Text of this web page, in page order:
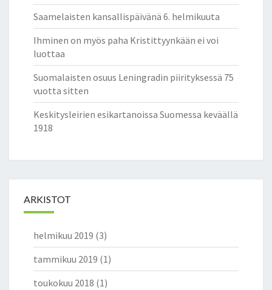
Saamelaisten kansallispäivänä 6. helmikuuta
Ihminen on myös paha Kristittyynkään ei voi
luottaa
Suomalaisten osuus Leningradin piirityksessä 75
vuotta sitten
Keskitysleirien esikartanoissa Suomessa keväällä
1918
ARKISTOT
helmikuu 2019 (3)
tammikuu 2019 (1)
toukokuu 2018 (1)